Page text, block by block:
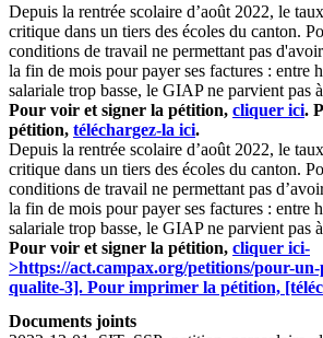
Depuis la rentrée scolaire d’août 2022, le
critique dans un tiers des écoles du canton.
conditions de travail ne permettant pas
la fin de mois pour payer ses factures : entre
salariale trop basse, le GIAP ne parvient pas
Pour voir et signer la pétition, cliquer ici.
pétition, téléchargez-la ici.
Depuis la rentrée scolaire d’août 2022, le
critique dans un tiers des écoles du canton.
conditions de travail ne permettant pas
la fin de mois pour payer ses factures : entre
salariale trop basse, le GIAP ne parvient pas
Pour voir et signer la pétition, cliquer ici-
>https://act.campax.org/petitions/pour-
qualite-3]. Pour imprimer la pétition,
Documents joints